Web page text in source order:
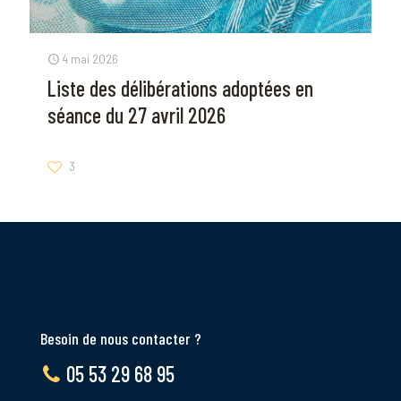
4 mai 2026
Liste des délibérations adoptées en
séance du 27 avril 2026
3
Besoin de nous contacter ?
05 53 29 68 95